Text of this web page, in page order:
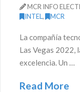
MCR INFO
INTEL, MCR
La compañía
Las Vegas 2022,
excelencia. Un …
Read More